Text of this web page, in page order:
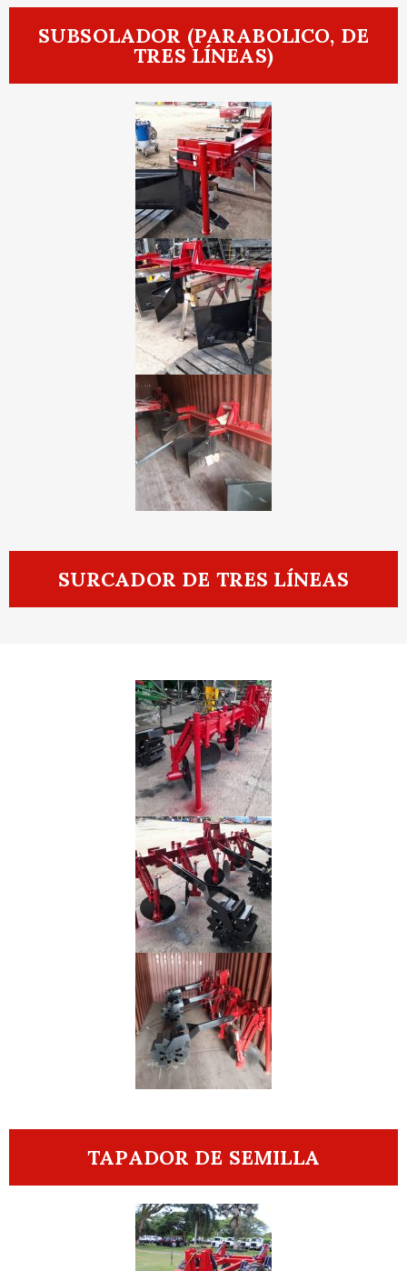
SUBSOLADOR (PARABOLICO, DE
TRES LÍNEAS)
SURCADOR DE TRES LÍNEAS
TAPADOR DE SEMILLA